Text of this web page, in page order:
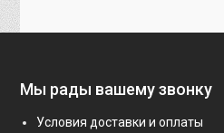
Мы рады вашему звонку
Условия доставки и оплаты